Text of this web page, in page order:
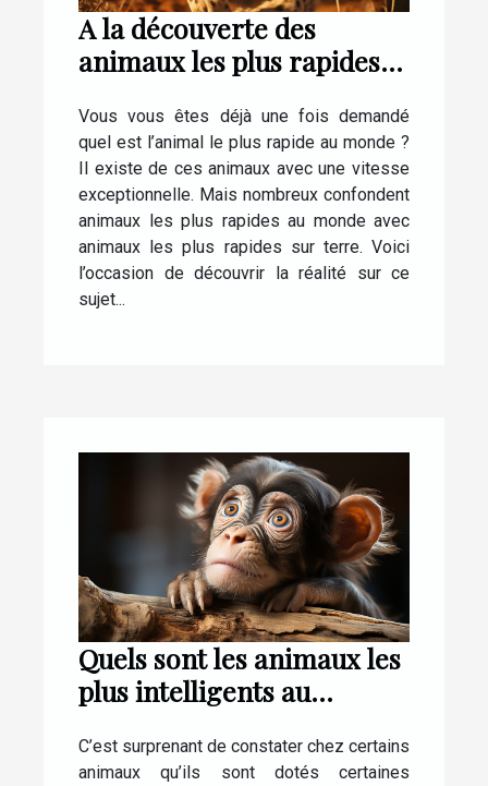
A la découverte des
animaux les plus rapides
Vous vous êtes déjà une fois demandé
quel est l’animal le plus rapide au monde ?
Il existe de ces animaux avec une vitesse
exceptionnelle. Mais nombreux confondent
animaux les plus rapides au monde avec
animaux les plus rapides sur terre. Voici
l’occasion de découvrir la réalité sur ce
sujet...
Quels sont les animaux les
plus intelligents au
C’est surprenant de constater chez certains
animaux qu’ils sont dotés certaines